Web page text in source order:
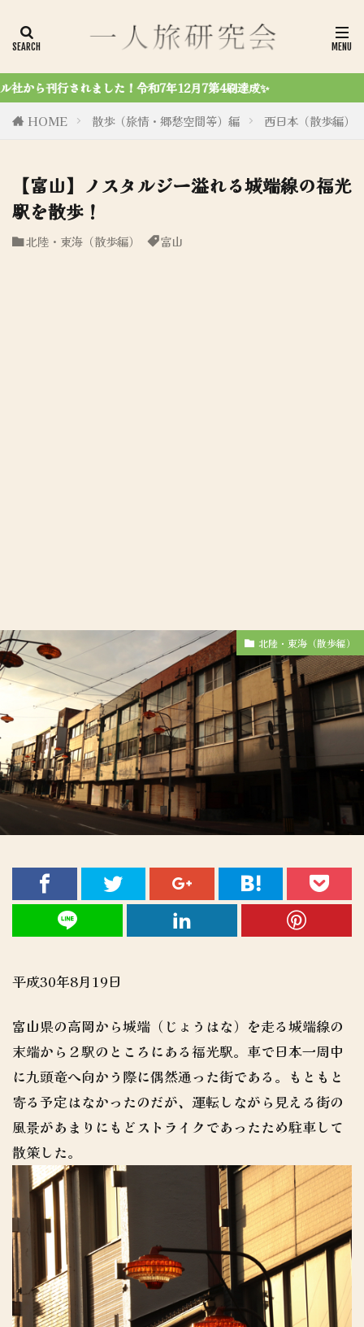
12月7第4刷達成✨
HOME
散歩（旅情・郷愁空間等）編 西日本（散歩編）
【富山】ノスタルジー溢れる城端線の福光
駅を散歩！
北陸・東海（散歩編） 富山
北陸・東海（散歩編）
平成30年8月19日
富山県の高岡から城端（じょうはな）を走る城端線の
末端から２駅のところにある福光駅。車で日本一周中
に九頭竜へ向かう際に偶然通った街である。もともと
寄る予定はなかったのだが、運転しながら見える街の
風景があまりにもどストライクであったため駐車して
散策した。